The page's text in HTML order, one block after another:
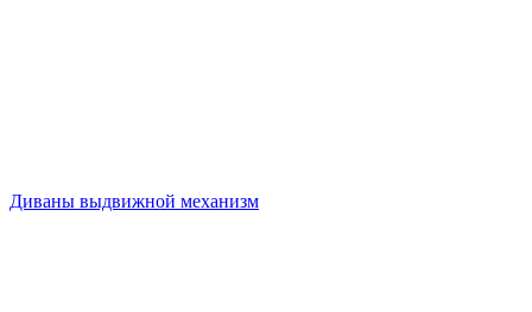
Диваны выдвижной механизм